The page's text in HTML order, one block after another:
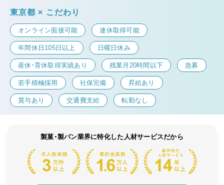
東京都 × こだわり
オンライン面接可能 連休取得可能
年間休日105日以上 日曜日休み
産休・育休取得実績あり 残業月20時間以下 急募
若手積極採用 社保完備 昇給あり
賞与あり 交通費支給 転勤なし
製菓・製パン業界に特化した人材サービスだから